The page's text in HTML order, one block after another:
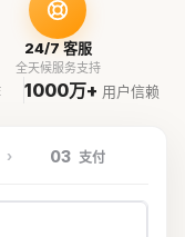
24/7 客服
全天候服务支持
1000万+ 用户信赖
03 支付